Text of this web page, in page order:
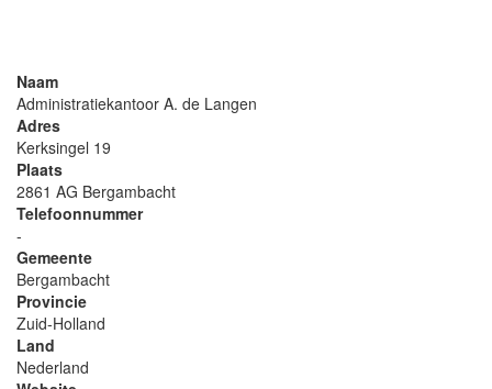
Naam
Administratiekantoor A. de Langen
Adres
Kerksingel 19
Plaats
2861 AG Bergambacht
Telefoonnummer
-
Gemeente
Bergambacht
Provincie
Zuid-Holland
Land
Nederland